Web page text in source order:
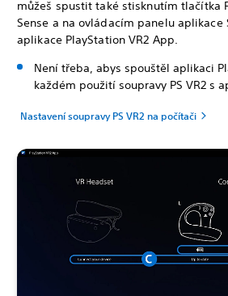
můžeš spustit také stisknutím tlačítka
Sense a na ovládacím panelu
aplikace PlayStation VR2 App.
Není třeba, abys spouštěl aplikaci
každém použití soupravy PS VR2 s
Nastavení soupravy PS VR2 na počítači